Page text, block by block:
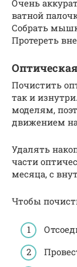
Очень
ватной
Собрать
Протереть
Оптическая
Почистить
так и
моделям,
движением
Удалять
части
месяца, с
Чтобы